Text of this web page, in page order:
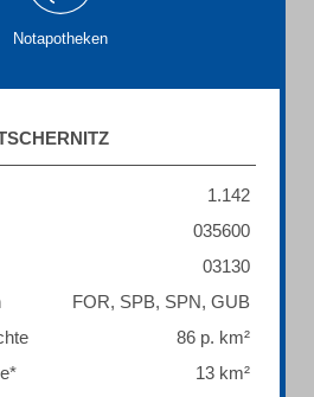
Notapotheken
1.142
035600
03130
FOR, SPB, SPN, GUB
86 p. km²
13 km²